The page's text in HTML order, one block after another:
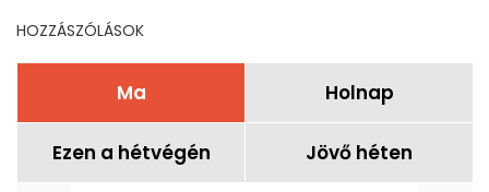
HOZZÁSZÓLÁSOK
Ma Holnap
Ezen a hétvégén Jövő héten